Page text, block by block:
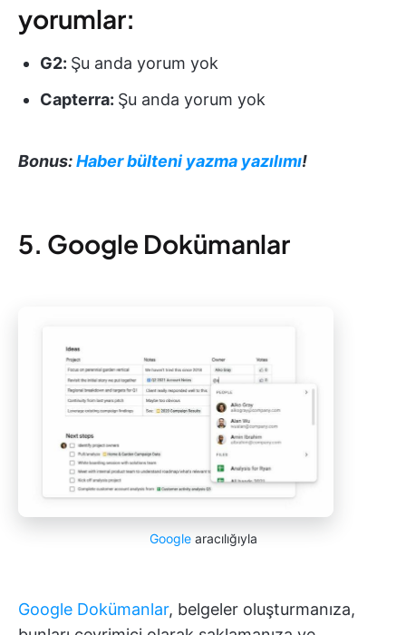
yorumlar:
G2: Şu anda yorum yok
Capterra: Şu anda yorum yok
Bonus:Haber bülteni yazma yazılımı!
5. Google Dokümanlar
Googlearacılığıyla
Google Dokümanlar, belgeler oluşturmanıza,